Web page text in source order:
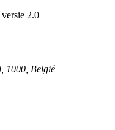
2.0
1000 België